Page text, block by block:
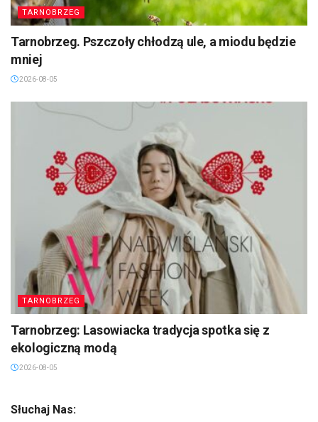
TARNOBRZEG
Tarnobrzeg. Pszczoły chłodzą ule, a miodu będzie
mniej
2026-08-05
TARNOBRZEG
Tarnobrzeg: Lasowiacka tradycja spotka się z
ekologiczną modą
2026-08-05
Słuchaj Nas: